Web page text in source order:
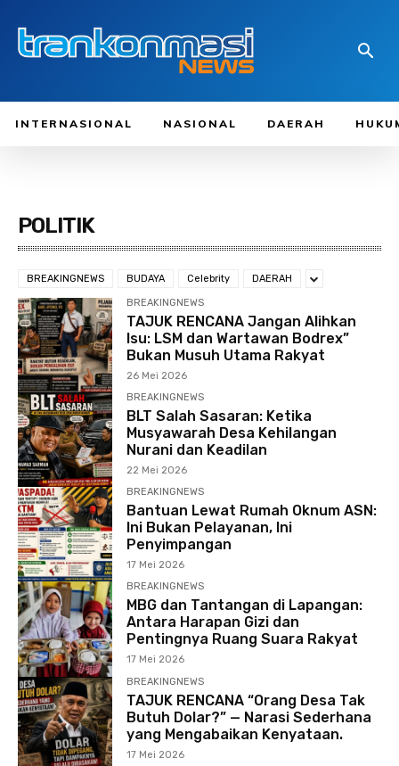
INTERNASIONAL NASIONAL DAERAH
POLITIK
BREAKINGNEWS BUDAYA Celebrity DAERAH
BREAKINGNEWS
TAJUK RENCANA Jangan Alihkan
Isu: LSM dan Wartawan Bodrex”
Bukan Musuh Utama Rakyat
26 Mei 2026
BREAKINGNEWS
BLT Salah Sasaran: Ketika
Musyawarah Desa Kehilangan
Nurani dan Keadilan
22 Mei 2026
BREAKINGNEWS
Bantuan Lewat Rumah Oknum ASN:
Ini Bukan Pelayanan, Ini
Penyimpangan
17 Mei 2026
BREAKINGNEWS
MBG dan Tantangan di Lapangan:
Antara Harapan Gizi dan
Pentingnya Ruang Suara Rakyat
17 Mei 2026
BREAKINGNEWS
TAJUK RENCANA “Orang Desa Tak
Butuh Dolar?” — Narasi Sederhana
yang Mengabaikan Kenyataan.
17 Mei 2026